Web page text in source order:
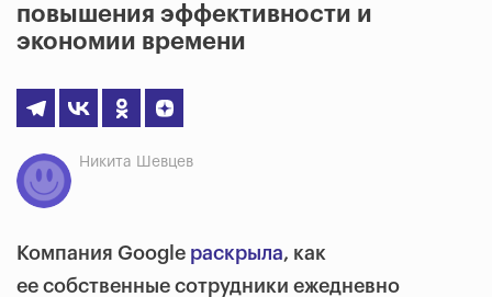
повышения эффективности и
экономии времени
Никита Шевцев
Компания Google раскрыла, как
ее собственные сотрудники ежедневно